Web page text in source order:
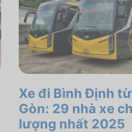
Xe đi Bình Định
Gòn: 29 nhà xe
lượng nhất 2025